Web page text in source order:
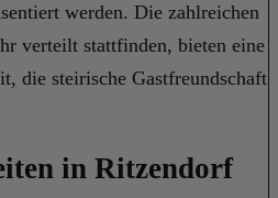
werden. Die zahlreichen
verteilt stattfinden, bieten eine
die steirische Gastfreundschaft
in Ritzendorf